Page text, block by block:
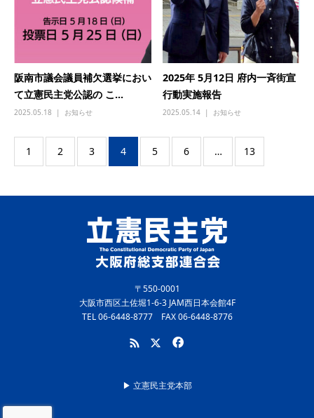
阪南市議会議員補欠選挙におい
て立憲民主党公認の こ...
2025.05.18 お知らせ
2025年 5月12日 府内一斉街宣
行動実施報告
2025.05.14 お知らせ
1 2 3 4 5 6 … 13
〒550-0001
大阪市西区土佐堀1-6-3 JAM西日本会館4F
TEL 06-6448-8777 FAX 06-6448-8776
▶︎ 立憲民主党本部